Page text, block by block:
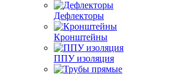
Дефлекторы
Кронштейны
ППУ изоляция